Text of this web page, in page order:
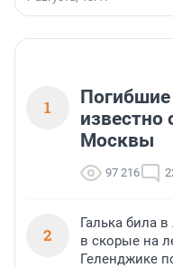
1
известно
Москвы
97 216
2
Галька била
в скорые на
Геленджике